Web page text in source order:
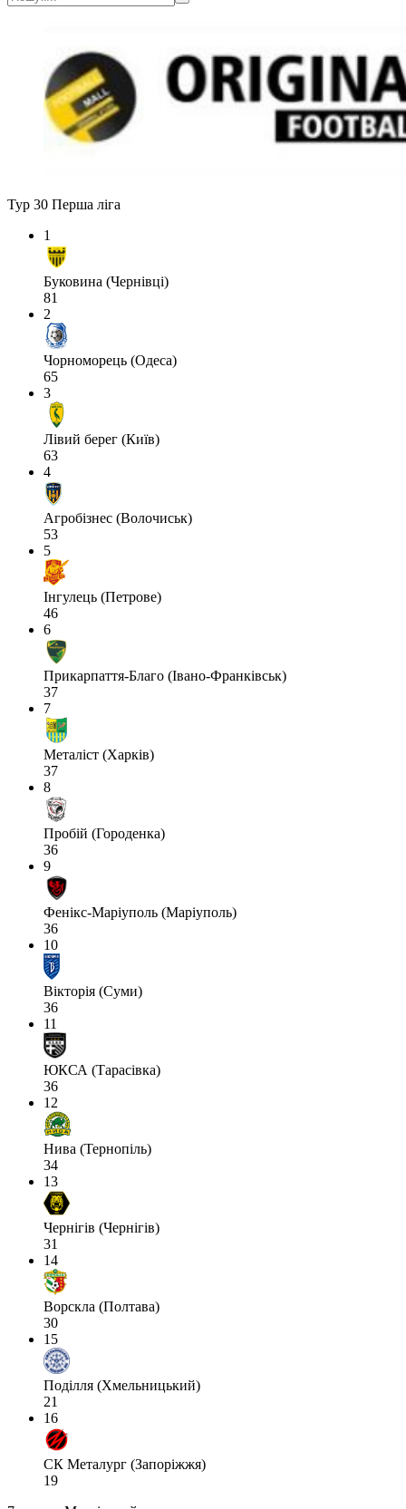
Тур 30 Перша ліга
1
Буковина (Чернівці)
81
2
Чорноморець (Одеса)
65
3
Лівий берег (Київ)
63
4
Агробізнес (Волочиськ)
53
5
Інгулець (Петрове)
46
6
Прикарпаття-Благо (Івано-Франківськ)
37
7
Металіст (Харків)
37
8
Пробій (Городенка)
36
9
Фенікс-Маріуполь (Маріуполь)
36
10
Вікторія (Суми)
36
11
ЮКСА (Тарасівка)
36
12
Нива (Тернопіль)
34
13
Чернігів (Чернігів)
31
14
Ворскла (Полтава)
30
15
Поділля (Хмельницький)
21
16
СК Металург (Запоріжжя)
19